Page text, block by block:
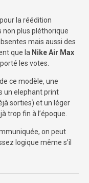
la réédition
non plus pléthorique
mais aussi des
que la Nike Air Max
les votes.
ce modèle, une
un elephant print
sorties) et un léger
trop fin à l’époque.
on peut
logique même s’il